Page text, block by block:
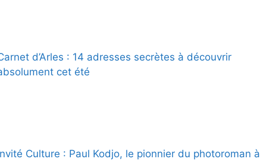
d’Arles : 14 adresses secrètes à découvrir
cet été
Culture : Paul Kodjo, le pionnier du photoroman à